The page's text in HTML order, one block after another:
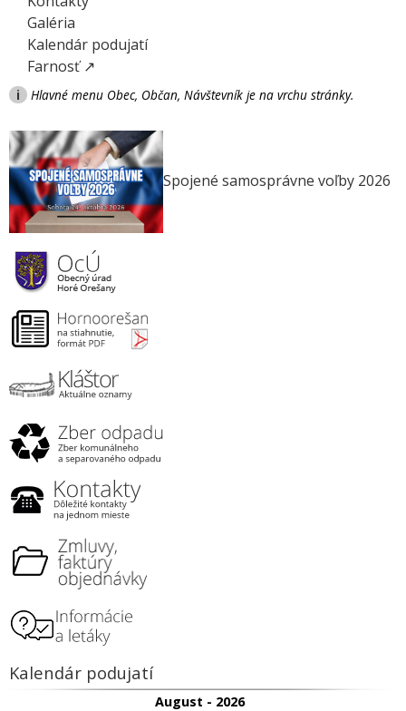
Galéria
Kalendár podujatí
Farnosť ↗
i Hlavné menu Obec, Občan, Návštevník je na vrchu stránky.
Spojené samosprávne voľby 2026
Kalendár podujatí
August - 2026